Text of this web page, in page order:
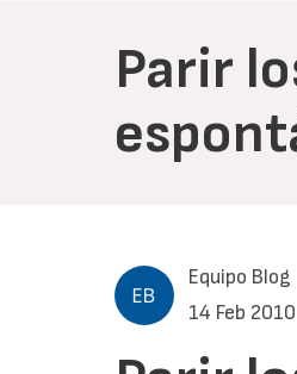
Parir
Equipo Blog
14 Feb 2010